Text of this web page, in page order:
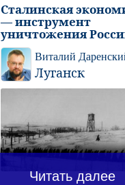
Сталинская
— инструмент
уничтожения
Виталий
Луганск
Читать далее